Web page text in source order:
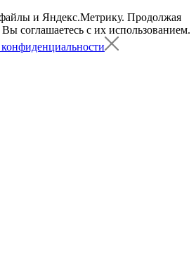
и Яндекс.Метрику. Продолжая
соглашаетесь с их использованием.